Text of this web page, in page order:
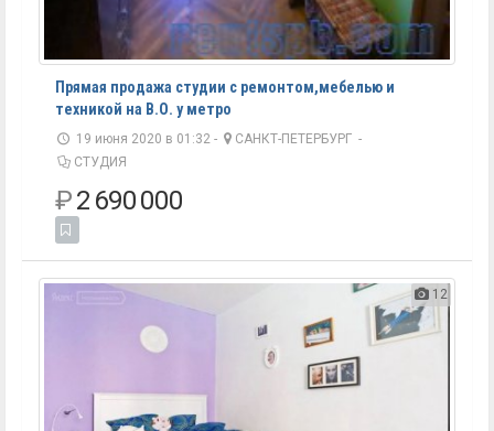
Прямая продажа студии с ремонтом,мебелью и
техникой на В.О. у метро
19 июня 2020 в 01:32 - САНКТ-ПЕТЕРБУРГ -
СТУДИЯ
₽2 690 000
12